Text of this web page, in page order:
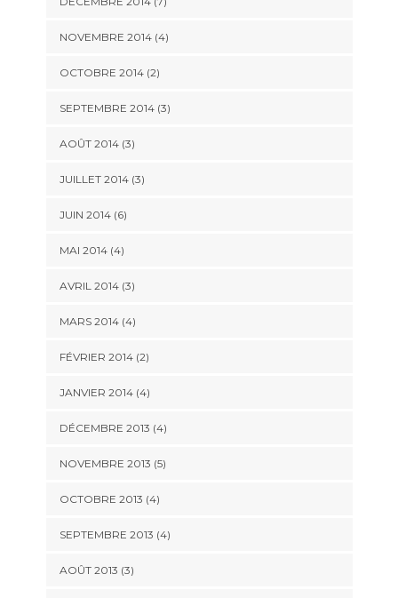
NOVEMBRE 2014(4)
OCTOBRE 2014(2)
SEPTEMBRE 2014(3)
AOÛT 2014(3)
JUILLET 2014(3)
JUIN 2014(6)
MAI 2014(4)
AVRIL 2014(3)
MARS 2014(4)
FÉVRIER 2014(2)
JANVIER 2014(4)
DÉCEMBRE 2013 (4)
NOVEMBRE 2013 (5)
OCTOBRE 2013 (4)
SEPTEMBRE 2013 (4)
AOÛT 2013 (3)